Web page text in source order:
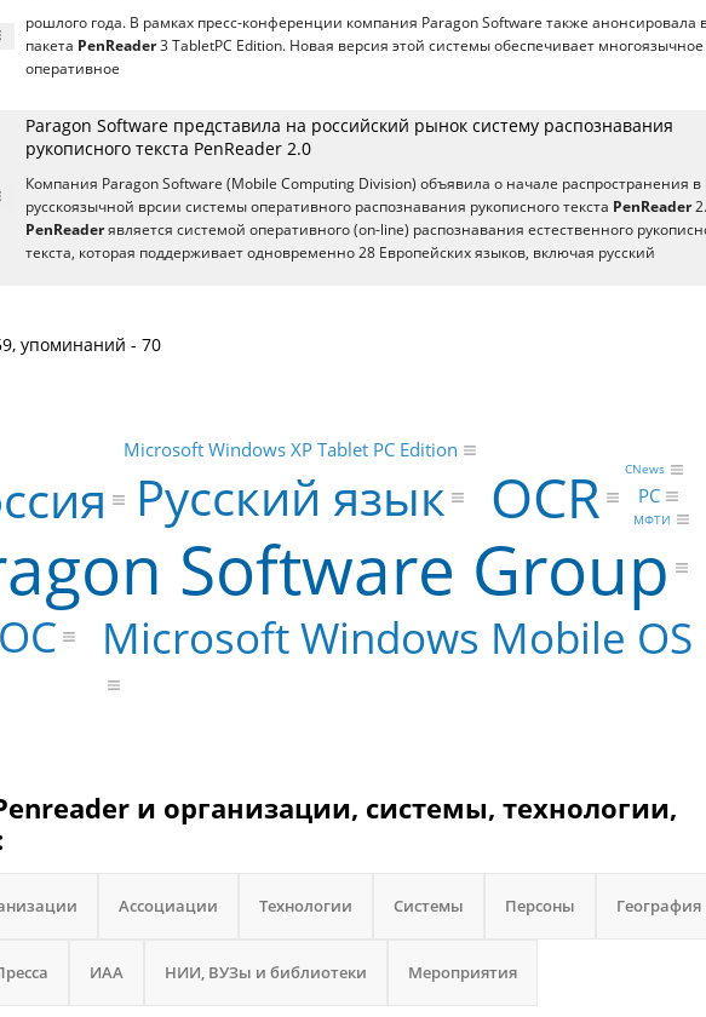
рошлого года. В рамках пресс-конференции компания Paragon Software также анонсировала
пакета PenReader3 TabletPC Edition. Новая версия этой системы обеспечивает многоязычное
оперативное
Paragon Software представила на российский рынок систему распознавания
рукописного текста PenReader 2.0
Компания Paragon Software (Mobile Computing Division) объявила о начале распространения в
русскоязычной врсии системы оперативного распознавания рукописного текста PenReader
PenReaderявляется системой оперативного (on-line) распознавания естественного
текста, которая поддерживает одновременно 28 Европейских языков, включая русский
упоминаний - 70
Software Group
OCR
Русский язык
ОС Microsoft Windows Mobile OS
PC
Microsoft Windows XP Tablet PC Edition
МФТИ
CNews
и организации, системы, технологии,
Ассоциации Технологии Системы Персоны География
ИАА НИИ, ВУЗы и библиотеки Мероприятия